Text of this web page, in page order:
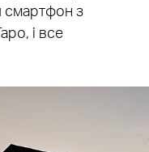
смартфон з
і все